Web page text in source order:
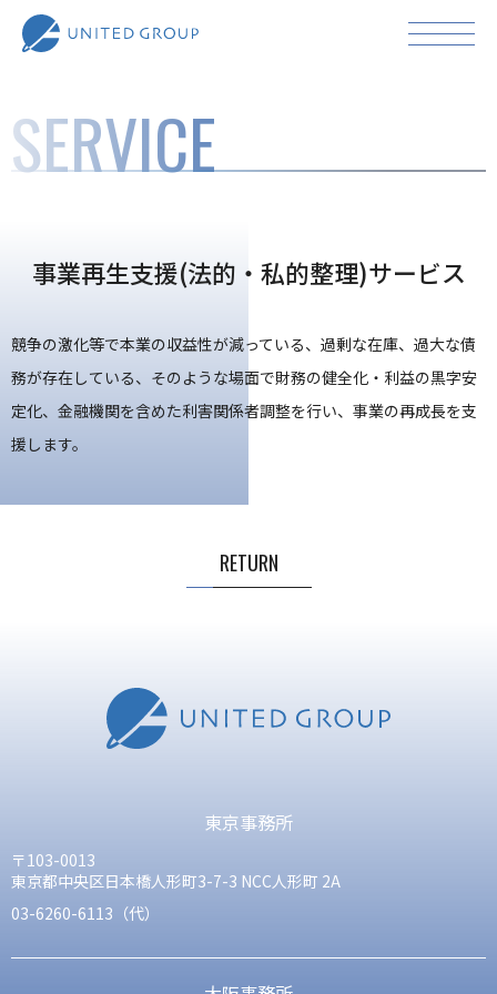
SERVICE
事業再生支援(法的・私的整理)サービス
競争の激化等で本業の収益性が減っている、過剰な在庫、過大な債
務が存在している、そのような場面で財務の健全化・利益の黒字安
定化、金融機関を含めた利害関係者調整を行い、事業の再成長を支
援します。
RETURN
東京事務所
〒103-0013
東京都中央区日本橋人形町3-7-3 NCC人形町 2A
03-6260-6113（代）